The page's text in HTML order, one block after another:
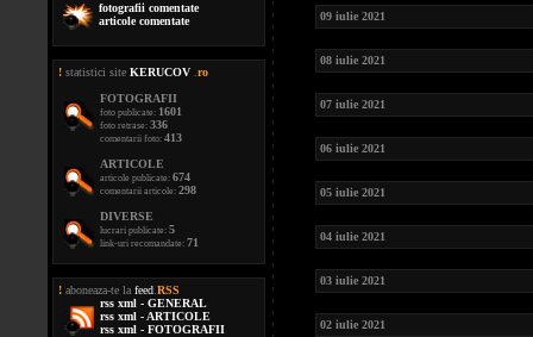
fotografii comentate
articole comentate
! statistici site KERUCOV ro
FOTOGRAFII
foto publicate: 1601
foto retrase: 336
comentarii foto: 413
ARTICOLE
articole publicate: 674
comentarii articole: 298
DIVERSE
lucrari publicate: 5
link-uri recomandate: 71
! aboneaza-te la feed RSS
rss xml - GENERAL
rss xml - ARTICOLE
rss xml - FOTOGRAFII
09 iulie 2021
08 iulie 2021
07 iulie 2021
06 iulie 2021
05 iulie 2021
04 iulie 2021
03 iulie 2021
02 iulie 2021